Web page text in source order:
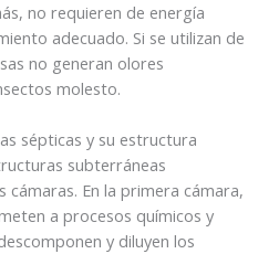
no requieren de energía
adecuado. Si se utilizan de
no generan olores
molesto.
sépticas y su estructura
subterráneas
En la primera cámara,
a procesos químicos y
y diluyen los